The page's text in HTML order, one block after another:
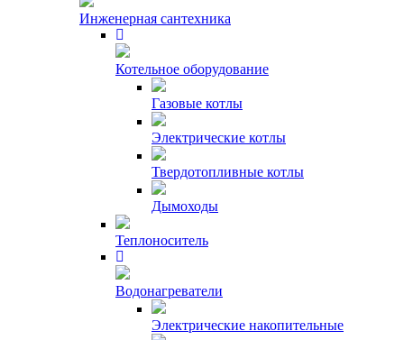
Инженерная сантехника
Котельное оборудование
Газовые котлы
Электрические котлы
Твердотопливные котлы
Дымоходы
Теплоноситель
Водонагреватели
Электрические накопительные